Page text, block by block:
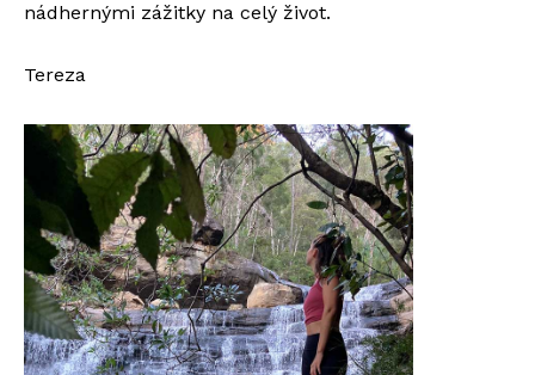
nádhernými zážitky na celý život.
Tereza